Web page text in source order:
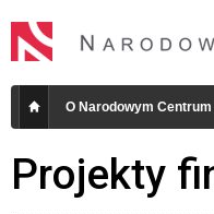
O Narodowym
Projekty